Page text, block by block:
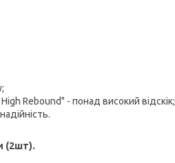
Rebound" - понад високий відскік;
(2шт).